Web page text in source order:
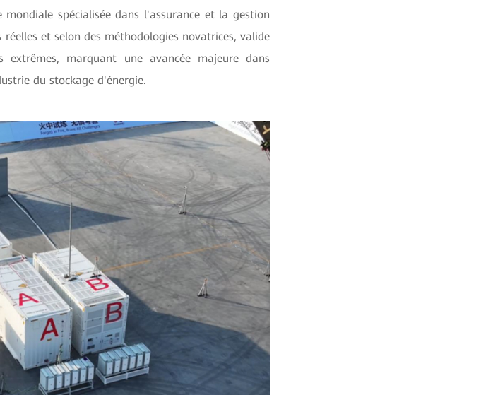
spécialisée dans l'assurance et la gestion
et selon des méthodologies novatrices, valide
marquant une avancée majeure dans
du stockage d'énergie.